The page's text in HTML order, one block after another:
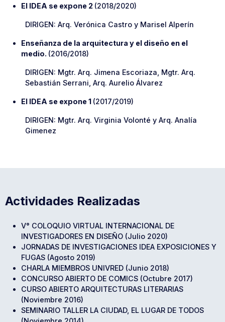
El IDEA se expone 2 (2018/2020)
DIRIGEN: Arq. Verónica Castro y Marisel Alperín
Enseñanza de la arquitectura y el diseño en el
medio. (2016/2018)
DIRIGEN: Mgtr. Arq. Jimena Escoriaza, Mgtr. Arq.
Sebastián Serrani, Arq. Aurelio Álvarez
El IDEA se expone 1 (2017/2019)
DIRIGEN: Mgtr. Arq. Virginia Volonté y Arq. Analía
Gimenez
Actividades Realizadas
V° COLOQUIO VIRTUAL INTERNACIONAL DE
INVESTIGADORES EN DISEÑO (Julio 2020)
JORNADAS DE INVESTIGACIONES IDEA EXPOSICIONES Y
FUGAS (Agosto 2019)
CHARLA MIEMBROS UNIVRED (Junio 2018)
CONCURSO ABIERTO DE COMICS (Octubre 2017)
CURSO ABIERTO ARQUITECTURAS LITERARIAS
(Noviembre 2016)
SEMINARIO TALLER LA CIUDAD, EL LUGAR DE TODOS